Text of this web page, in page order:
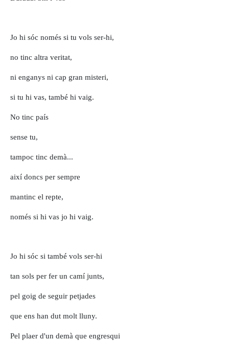
Jo hi sóc només si tu vols ser-hi,
no tinc altra veritat,
ni enganys ni cap gran misteri,
si tu hi vas, també hi vaig.
No tinc país
sense tu,
tampoc tinc demà...
així doncs per sempre
mantinc el repte,
només si hi vas jo hi vaig.
Jo hi sóc si també vols ser-hi
tan sols per fer un camí junts,
pel goig de seguir petjades
que ens han dut molt lluny.
Pel plaer d'un demà que engresqui